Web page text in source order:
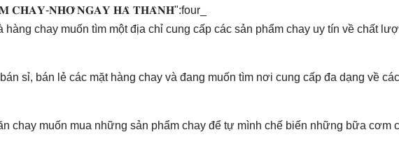
𝐂𝐇𝐀𝐘-𝐍𝐇𝐎̛́ 𝐍𝐆𝐀𝐘 𝐇𝐀̀ 𝐓𝐇𝐀̀𝐍𝐇":four_
hàng chay muốn tìm một địa chỉ cung cấp các sản phẩm chay uy tín về chất
sỉ, bán lẻ các mặt hàng chay và đang muốn tìm nơi cung cấp đa dạng về
chay muốn mua những sản phẩm chay để tự mình chế biến những bữa cơm